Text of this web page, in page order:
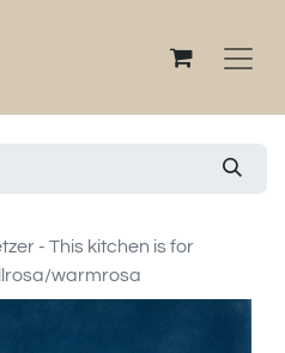
- This kitchen is for
warmrosa